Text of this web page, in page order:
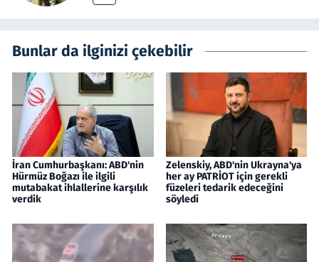
Bunlar da ilginizi çekebilir
İran Cumhurbaşkanı: ABD'nin
Hürmüz Boğazı ile ilgili
mutabakat ihlallerine karşılık
verdik
Zelenskiy, ABD'nin Ukrayna'ya
her ay PATRİOT için gerekli
füzeleri tedarik edeceğini
söyledi